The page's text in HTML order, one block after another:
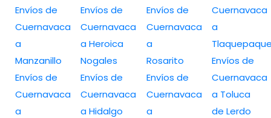
Envíos de
Cuernavaca
a
Manzanillo
Envíos de
Cuernavaca
a
Envíos de
Cuernavaca
a Heroica
Nogales
Envíos de
Cuernavaca
a Hidalgo
Envíos de
Cuernavaca
a
Rosarito
Envíos de
Cuernavaca
a
Cuernavaca
a
Envíos de
Cuernavaca
a Toluca
de Lerdo